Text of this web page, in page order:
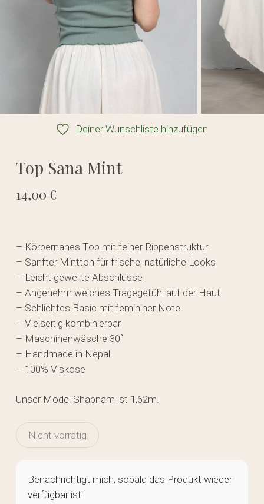
Deiner Wunschliste hinzufügen
Top Sana Mint
14,00 €
– Körpernahes Top mit feiner Rippenstruktur
– Sanfter Mintton für frische, natürliche Looks
– Leicht gewellte Abschlüsse
– Angenehm weiches Tragegefühl auf der Haut
– Schlichtes Basic mit femininer Note
– Vielseitig kombinierbar
– Maschinenwäsche 30˚
– Handmade in Nepal
– 100% Viskose
Unser Model Shabnam ist 1,62m.
Nicht vorrätig
Benachrichtigt mich, sobald das Produkt wieder
verfügbar ist!